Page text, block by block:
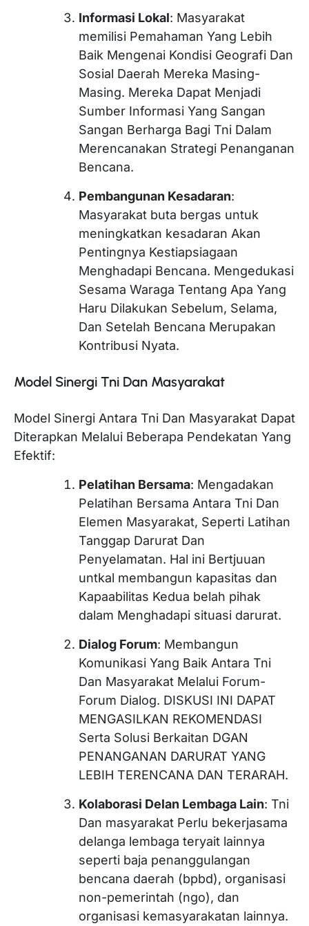
Informasi Lokal: Masyarakat
memilisi Pemahaman Yang Lebih
Baik Mengenai Kondisi Geografi Dan
Sosial Daerah Mereka Masing-
Masing. Mereka Dapat Menjadi
Sumber Informasi Yang Sangan
Sangan Berharga Bagi Tni Dalam
Merencanakan Strategi Penanganan
Bencana.
Pembangunan Kesadaran:
Masyarakat buta bergas untuk
meningkatkan kesadaran Akan
Pentingnya Kestiapsiagaan
Menghadapi Bencana. Mengedukasi
Sesama Waraga Tentang Apa Yang
Haru Dilakukan Sebelum, Selama,
Dan Setelah Bencana Merupakan
Kontribusi Nyata.
Model Sinergi Tni Dan Masyarakat
Model Sinergi Antara Tni Dan Masyarakat Dapat
Diterapkan Melalui Beberapa Pendekatan Yang
Efektif:
Pelatihan Bersama: Mengadakan
Pelatihan Bersama Antara Tni Dan
Elemen Masyarakat, Seperti Latihan
Tanggap Darurat Dan
Penyelamatan. Hal ini Bertjuuan
untkal membangun kapasitas dan
Kapaabilitas Kedua belah pihak
dalam Menghadapi situasi darurat.
Dialog Forum: Membangun
Komunikasi Yang Baik Antara Tni
Dan Masyarakat Melalui Forum-
Forum Dialog. DISKUSI INI DAPAT
MENGASILKAN REKOMENDASI
Serta Solusi Berkaitan DGAN
PENANGANAN DARURAT YANG
LEBIH TERENCANA DAN TERARAH.
Kolaborasi Delan Lembaga Lain: Tni
Dan masyarakat Perlu bekerjasama
delanga lembaga teryait lainnya
seperti baja penanggulangan
bencana daerah (bpbd), organisasi
non-pemerintah (ngo), dan
organisasi kemasyarakatan lainnya.